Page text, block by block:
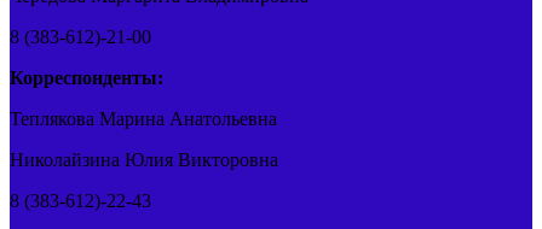
8 (383-612)-21-00
Корреспонденты:
Теплякова Марина Анатольевна
Николайзина Юлия Викторовна
8 (383-612)-22-43